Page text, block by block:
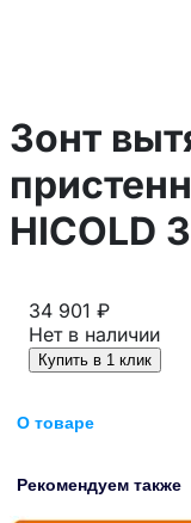
Зонт
HICOLD
34 901 ₽
Нет в наличии
Купить в 1 клик
О товаре
Рекомендуем также